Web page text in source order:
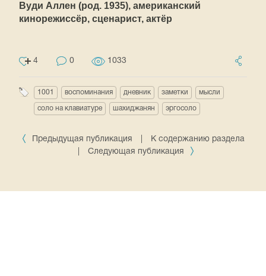
Вуди Аллен (род. 1935), американский
кинорежиссёр, сценарист, актёр
4 0 1033
1001 воспоминания дневник заметки мысли
соло на клавиатуре шахиджанян эргосоло
Предыдущая публикация
К содержанию раздела
Следующая публикация